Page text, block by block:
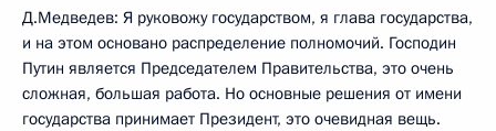
Д.Медведев: Я руковожу государством, я глава государства,
и на этом основано распределение полномочий. Господин
Путин является Председателем Правительства, это очень
сложная, большая работа. Но основные решения от имени
государства принимает Президент, это очевидная вещь.